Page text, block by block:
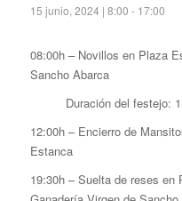
15 junio, 2024 | 8:00 - 17:00
08:00h – Novillos en Plaza
Sancho Abarca
Duración del festejo:
12:00h – Encierro de
Estanca
19:30h – Suelta de reses